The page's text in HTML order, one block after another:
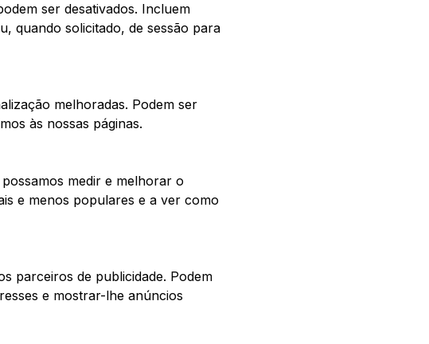
ser desativados. Incluem
quando solicitado, de sessão para
melhoradas. Podem ser
às nossas páginas.
medir e melhorar o
e menos populares e a ver como
parceiros de publicidade. Podem
e mostrar-lhe anúncios